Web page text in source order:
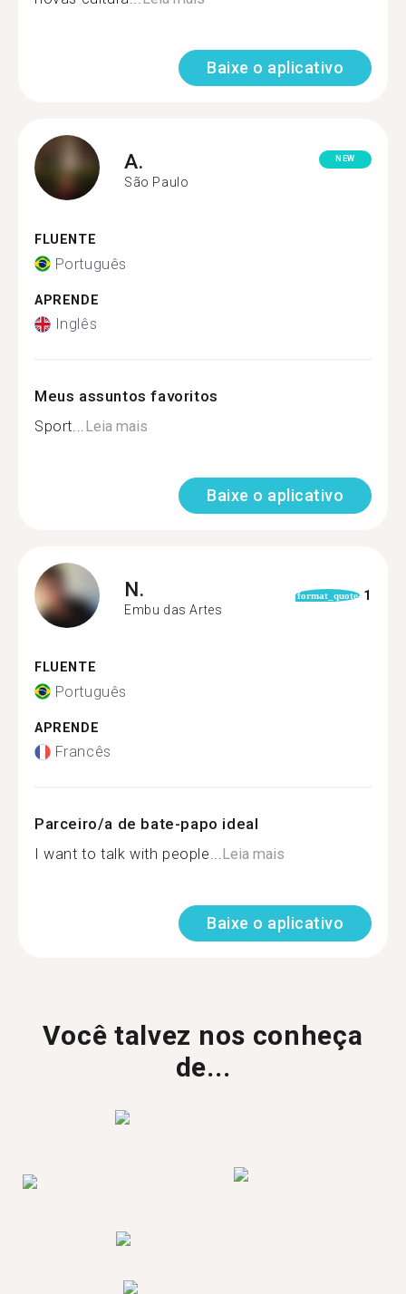
Baixe o aplicativo
A.
São Paulo
NEW
FLUENTE
Português
APRENDE
Inglês
Meus assuntos favoritos
Sport...Leia mais
Baixe o aplicativo
N.
Embu das Artes
format_quote 1
FLUENTE
Português
APRENDE
Francês
Parceiro/a de bate-papo ideal
I want to talk with people...Leia mais
Baixe o aplicativo
Você talvez nos conheça
de...